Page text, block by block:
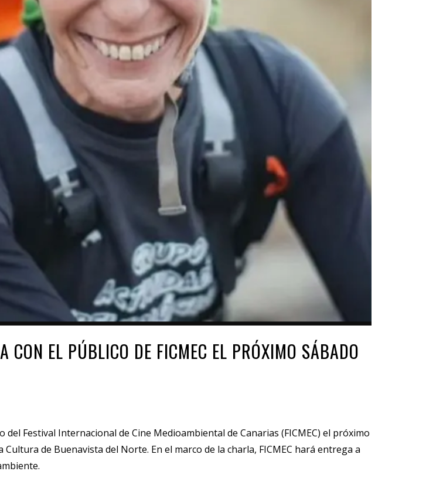
CON EL PÚBLICO DE FICMEC EL PRÓXIMO SÁBADO
Festival Internacional de Cine Medioambiental de Canarias (FICMEC) el próximo
de Buenavista del Norte. En el marco de la charla, FICMEC hará entrega a